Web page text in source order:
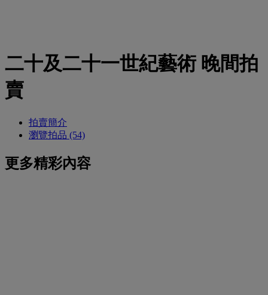
二十及二十一世紀藝術 晚間拍
賣
拍賣簡介
瀏覽拍品 (54)
更多精彩內容